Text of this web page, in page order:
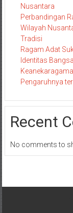
Nusantara
Perbandingan
Wilayah
Tradisi
Ragam Adat
Identitas Bangsa
Pengaruhnya
Recent
No comments to